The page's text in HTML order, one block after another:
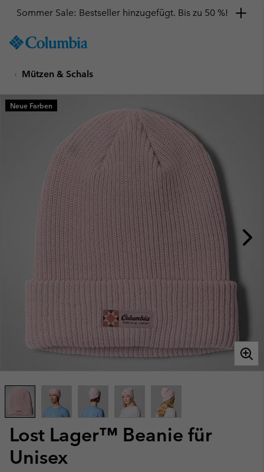
TO
SKIP
MAIN
NAV
SEARCH
Sommer Sale: Bestseller hinzugefügt. Bis zu 50 %!
Mützen & Schals
Lost Lager™ Beanie für
Unisex
Neue Farben